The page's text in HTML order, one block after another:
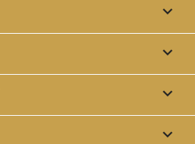



keyboard_arrow_down